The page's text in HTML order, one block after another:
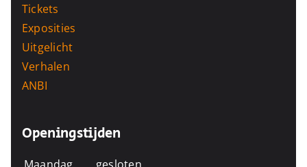
Tickets
Exposities
Uitgelicht
Verhalen
ANBI
Openingstijden